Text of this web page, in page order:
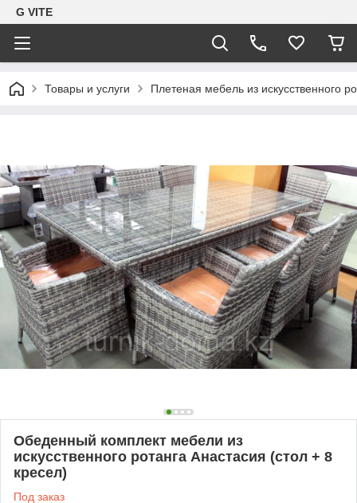
G VITE
Товары и услуги Плетеная мебель из искусственного
Обеденный комплект мебели из
искусственного ротанга Анастасия (стол + 8
кресел)
Под заказ